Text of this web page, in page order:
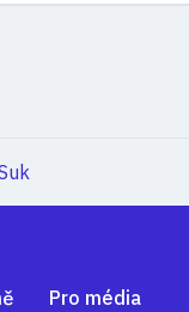
Pro média